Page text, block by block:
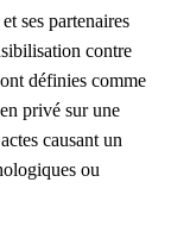
ses partenaires
contre
définies comme
privé sur une
causant un
ou